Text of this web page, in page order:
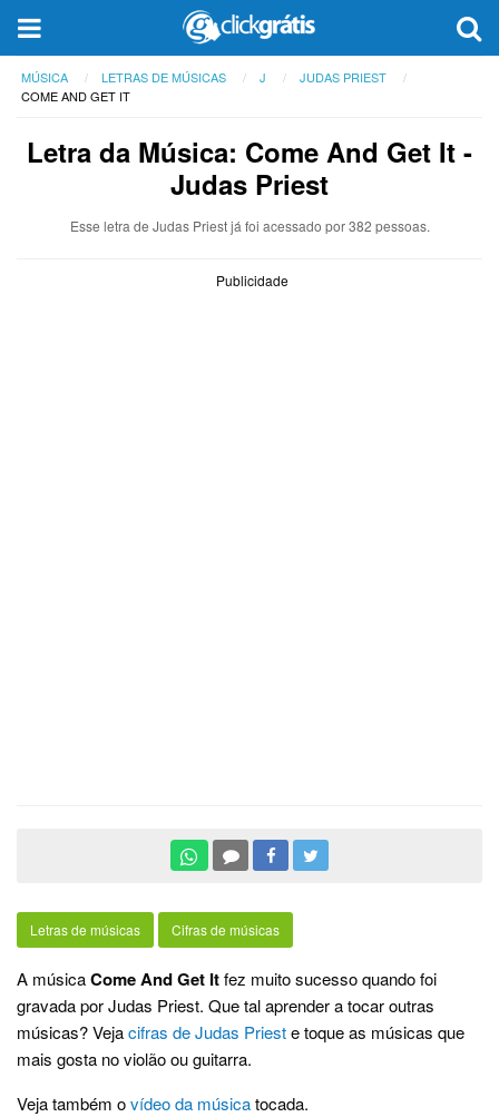
MÚSICA LETRAS DE MÚSICAS J
JUDAS PRIEST
COME AND GET IT
Letra da Música: Come And Get It -
Judas Priest
Esse letra de Judas Priest já foi acessado por 382 pessoas.
Publicidade
Letras de músicas Cifras de músicas
A músicaCome And Get Itfez muito sucesso quando foi
gravada por Judas Priest. Que tal aprender a tocar outras
músicas? Vejacifras de Judas Prieste toque as músicas que
mais gosta no violão ou guitarra.
Veja também ovídeo da músicatocada.